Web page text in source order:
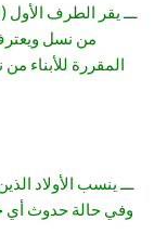
ـــ يقر الطرف الأول
من نسل
المقررة للأبناء
ـــ ينسب الأولاد
وفي حالة حدوث أي